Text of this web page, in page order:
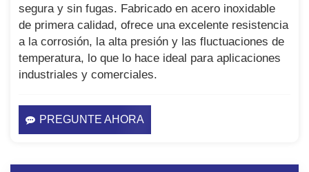
segura y sin fugas. Fabricado en acero inoxidable
de primera calidad, ofrece una excelente resistencia
a la corrosión, la alta presión y las fluctuaciones de
temperatura, lo que lo hace ideal para aplicaciones
industriales y comerciales.
PREGUNTE AHORA